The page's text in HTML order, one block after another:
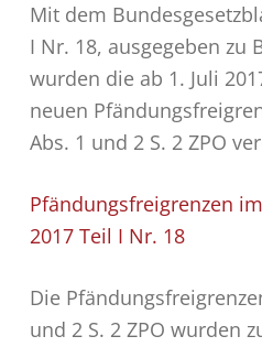
Mit dem
I Nr. 18, ausgegeben zu
wurden die ab 1. Juli
neuen
Abs. 1 und 2 S. 2 ZPO
Pfändungsfreigrenzen
2017 Teil I Nr. 18
Die
und 2 S. 2 ZPO wurden